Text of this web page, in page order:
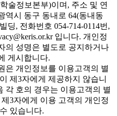
술정보본부)이며, 주소 및 연
역시 동구 동내로 64(동내동
딩, 전화번호 054-714-0114번,
입니다. 개인정
의 성명은 별도로 공지하거나
게시합니다.
은 개인정보를 이용고객의 별
제3자에게 제공하지 않습니
각 호의 경우는 이용고객의 별
3자에게 이용 고객의 개인정
있습니다.